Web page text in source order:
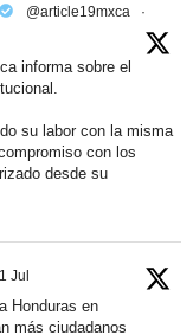
@article19mxca
·
informa sobre el
su labor con la misma
con los
desde su
Jul
Honduras en
más ciudadanos